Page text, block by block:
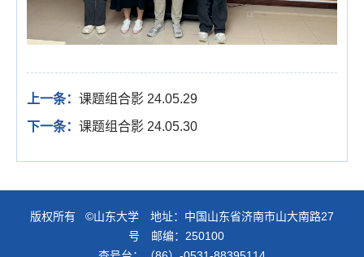
上一条： 课题组合影 24.05.29
下一条： 课题组合影 24.05.30
版权所有 ©山东大学 地址：中国山东省济南市山大南路27
号 邮编：250100